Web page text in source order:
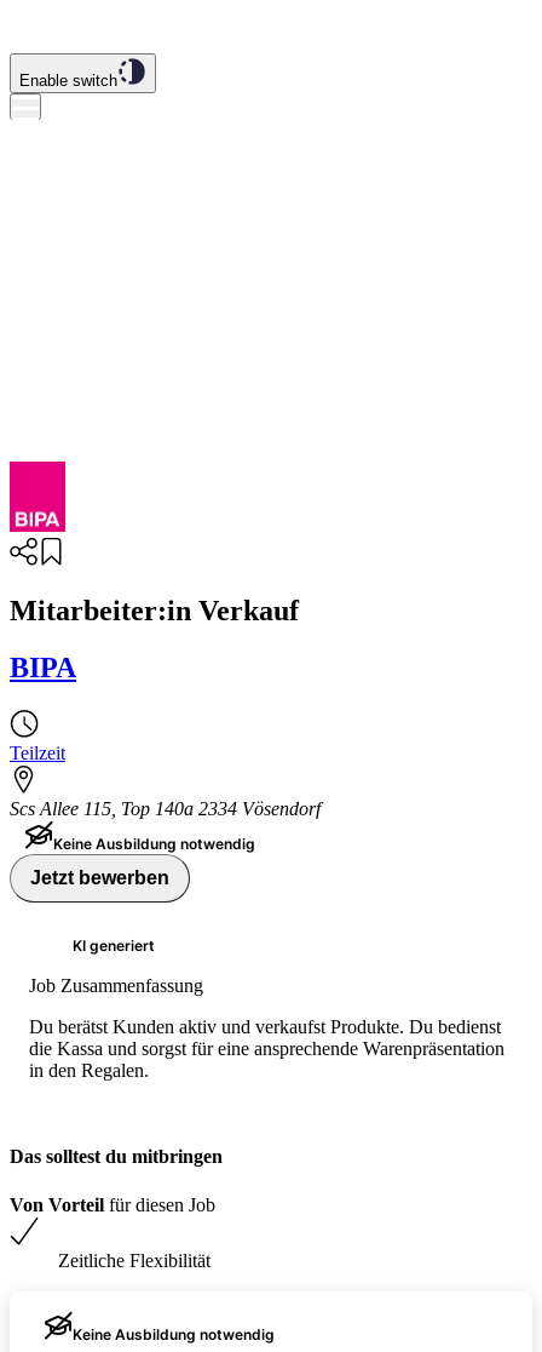
Enable switch
Mitarbeiter:in Verkauf
BIPA
Teilzeit
Scs Allee 115, Top 140a 2334 Vösendorf
Keine Ausbildung notwendig
Jetzt bewerben
KI generiert
Job Zusammenfassung
Du berätst Kunden aktiv und verkaufst Produkte. Du bedienst
die Kassa und sorgst für eine ansprechende Warenpräsentation
in den Regalen.
Das solltest du mitbringen
Von Vorteil für diesen Job
Zeitliche Flexibilität
Keine Ausbildung notwendig